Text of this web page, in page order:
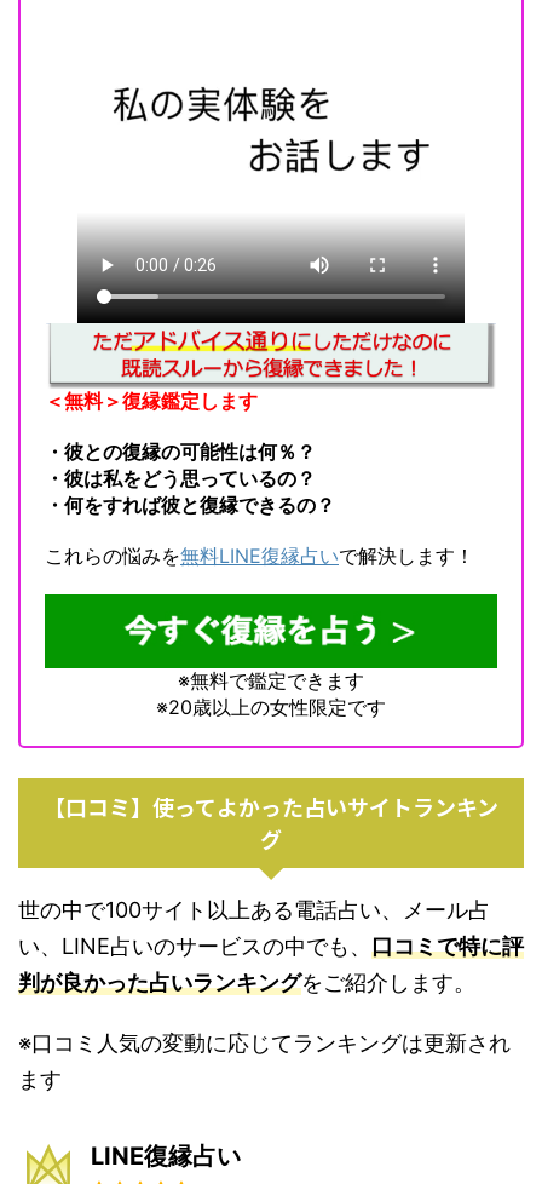
＜無料＞復縁鑑定します
・彼との復縁の可能性は何％？
・彼は私をどう思っているの？
・何をすれば彼と復縁できるの？
これらの悩みを無料LINE復縁占いで解決します！
※無料で鑑定できます
※20歳以上の女性限定です
【口コミ】使ってよかった占いサイトランキン
グ
世の中で100サイト以上ある電話占い、メール占
い、LINE占いのサービスの中でも、 口コミで特に評
判が良かった占いランキングをご紹介します。
※口コミ人気の変動に応じてランキングは更新され
ます
LINE復縁占い